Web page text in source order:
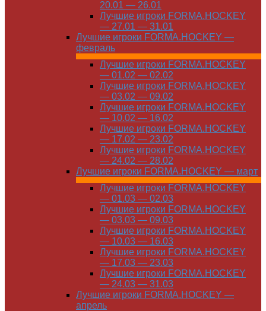
20.01 — 26.01
Лучшие игроки FORMA.HOCKEY
— 27.01 — 31.01
Лучшие игроки FORMA.HOCKEY —
февраль
Лучшие игроки FORMA.HOCKEY
— 01.02 — 02.02
Лучшие игроки FORMA.HOCKEY
— 03.02 — 09.02
Лучшие игроки FORMA.HOCKEY
— 10.02 — 16.02
Лучшие игроки FORMA.HOCKEY
— 17.02 — 23.02
Лучшие игроки FORMA.HOCKEY
— 24.02 — 28.02
Лучшие игроки FORMA.HOCKEY — март
Лучшие игроки FORMA.HOCKEY
— 01.03 — 02.03
Лучшие игроки FORMA.HOCKEY
— 03.03 — 09.03
Лучшие игроки FORMA.HOCKEY
— 10.03 — 16.03
Лучшие игроки FORMA.HOCKEY
— 17.03 — 23.03
Лучшие игроки FORMA.HOCKEY
— 24.03 — 31.03
Лучшие игроки FORMA.HOCKEY —
апрель